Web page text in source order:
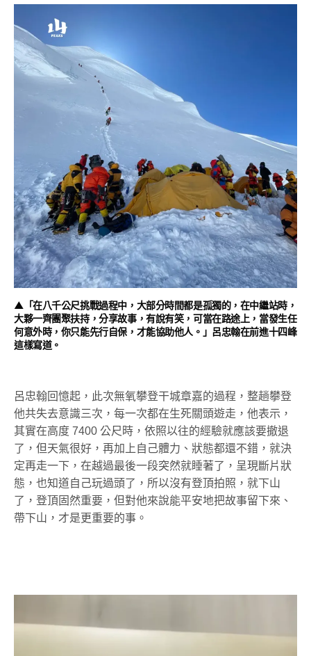
▲「在八千公尺挑戰過程中，大部分時間都是孤獨的，在中繼站時，
大夥一齊團聚扶持，分享故事，有說有笑，可當在路途上，當發生任
何意外時，你只能先行自保，才能協助他人。」呂忠翰在前進十四峰
這樣寫道。
呂忠翰回憶起，此次無氧攀登干城章嘉的過程，整趟攀登
他共失去意識三次，每一次都在生死關頭遊走，他表示，
其實在高度 7400 公尺時，依照以往的經驗就應該要撤退
了，但天氣很好，再加上自己體力、狀態都還不錯，就決
定再走一下，在越過最後一段突然就睡著了，呈現斷片狀
態，也知道自己玩過頭了，所以沒有登頂拍照，就下山
了，登頂固然重要，但對他來說能平安地把故事留下來、
帶下山，才是更重要的事。